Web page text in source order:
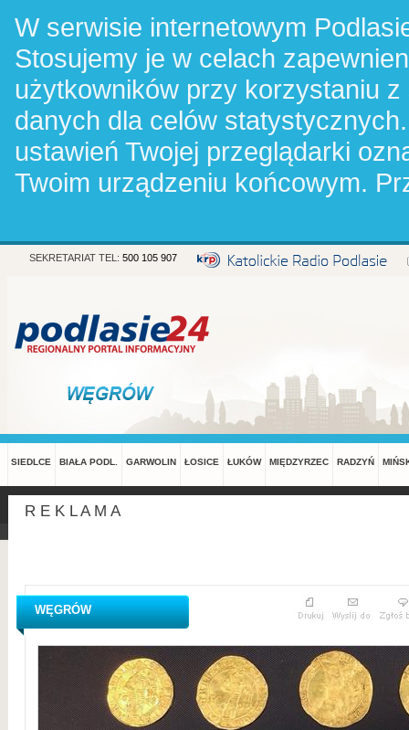
W serwisie internetowym
Stosujemy je w celach
użytkowników przy korzystaniu
danych dla celów
ustawień Twojej przeglądarki
Twoim urządzeniu końcowym.
SEKRETARIAT TEL: 500 105 907
SIEDLCE BIAŁA PODL. GARWOLIN ŁOSICE ŁUKÓW MIĘDZYRZEC RADZYŃ
R E K L A M A
WĘGRÓW